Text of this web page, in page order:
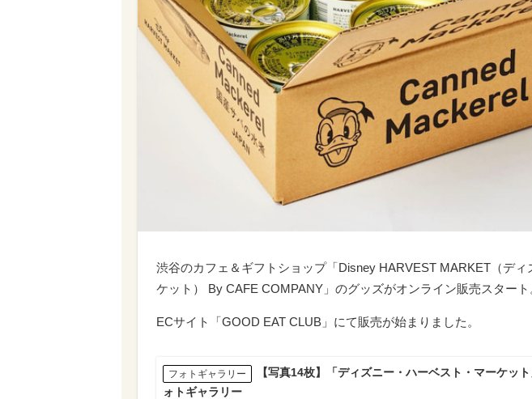
渋谷のカフェ＆ギフトショップ「Disney HARVEST MARKET（デ
ケット） By CAFE COMPANY」のグッズがオンライン販売スタート
ECサイト「GOOD EAT CLUB」にて販売が始まりました。
フォトギャラリー
【写真14枚】「ディズニー・ハーベスト・マーケッ
ォトギャラリー